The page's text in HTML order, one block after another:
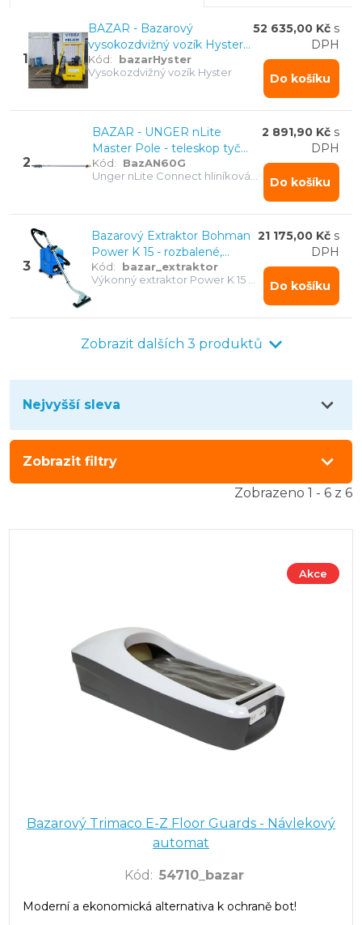
nabízíme prodej a výkup použitých: úklidové vozíky,
vysavače, mycí stroje, čistící stroje, úklidová chemie a
další úklidové techniky.
1
BAZAR - Bazarový
vysokozdvižný vozík Hyster
A1.25XL
Kód:
bazarHyster
Vysokozdvižný vozík Hyster
52 635,00 Kč s
DPH
Do košíku
2
BAZAR - UNGER nLite
Master Pole - teleskop tyč
4x1,71 m, výška 6 m
Kód:
BazAN60G
Unger nLite Connect hliníková
2 891,90 Kč s
DPH
Do košíku
3
Bazarový Extraktor Bohman
Power K 15 - rozbalené,
nepoužité
Kód:
bazar_extraktor
Výkonný extraktor Power K 15 s
21 175,00 Kč s
DPH
Do košíku
Zobrazit dalších 3 produktů
Nejvyšší sleva
Zobrazit filtry
Zobrazeno 1 - 6 z 6
Akce
Bazarový Trimaco E-Z Floor Guards - Návlekový
automat
Kód : 54710_bazar
Moderní a ekonomická alternativa k ochraně bot!